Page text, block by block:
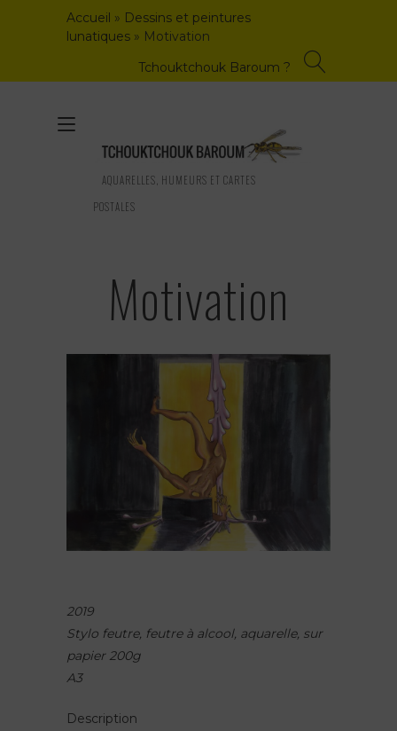
Accueil » Dessins et peintures
lunatiques » Motivation
Tchouktchouk Baroum ?
AQUARELLES, HUMEURS ET CARTES
POSTALES
Toggle
navigation
Motivation
2019
Stylo feutre, feutre à alcool, aquarelle, sur
papier 200g
A3
Description